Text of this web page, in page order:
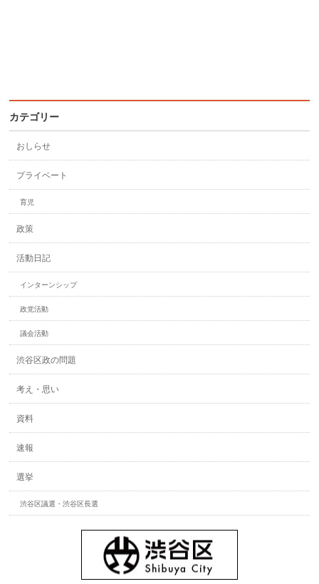
カテゴリー
おしらせ
プライベート
育児
政策
活動日記
インターンシップ
政党活動
議会活動
渋谷区政の問題
考え・思い
資料
速報
選挙
渋谷区議選・渋谷区長選